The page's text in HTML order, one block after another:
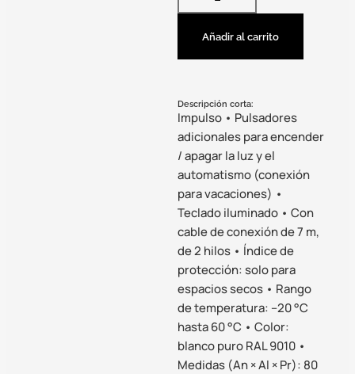
Añadir al carrito
Descripción corta:
Impulso • Pulsadores
adicionales para encender
/ apagar la luz y el
automatismo (conexión
para vacaciones) •
Teclado iluminado • Con
cable de conexión de 7 m,
de 2 hilos • Índice de
protección: solo para
espacios secos • Rango
de temperatura: –20 °C
hasta 60 °C • Color:
blanco puro RAL 9010 •
Medidas (An × Al × Pr): 80